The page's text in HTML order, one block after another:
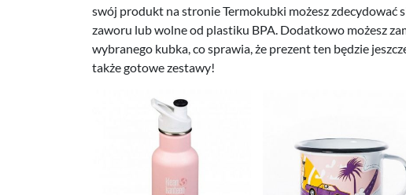
swój produkt na stronie Termokubki możesz zdecydować
zaworu lub wolne od plastiku BPA. Dodatkowo możesz
wybranego kubka, co sprawia, że prezent ten będzie
także gotowe zestawy!